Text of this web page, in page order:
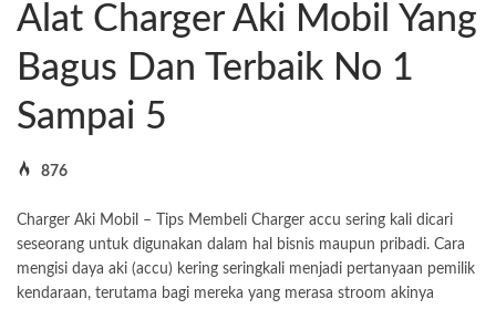
Alat Charger Aki Mobil Yang
Bagus Dan Terbaik No 1
Sampai 5
876
Charger Aki Mobil – Tips Membeli Charger accu sering kali dicari
seseorang untuk digunakan dalam hal bisnis maupun pribadi. Cara
mengisi daya aki (accu) kering seringkali menjadi pertanyaan pemilik
kendaraan, terutama bagi mereka yang merasa stroom akinya